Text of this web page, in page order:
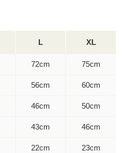
L XL
72cm 75cm
56cm 60cm
46cm 50cm
43cm 46cm
22cm 23cm